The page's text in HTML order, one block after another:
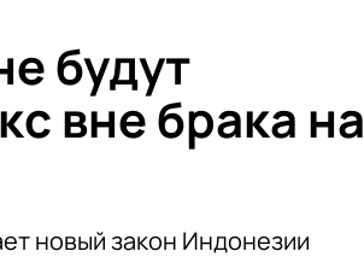
будут
вне брака на
новый закон Индонезии